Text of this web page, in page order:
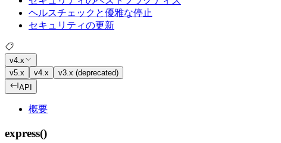
ヘルスチェックと優雅な停止
セキュリティの更新
v4.x
v5.x
v4.x
v3.x (deprecated)
API
概要
express()